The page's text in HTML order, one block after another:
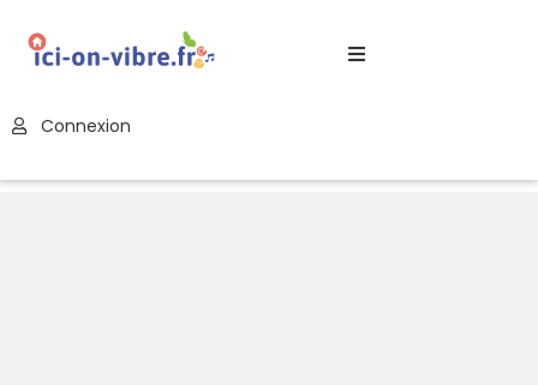
Connexion